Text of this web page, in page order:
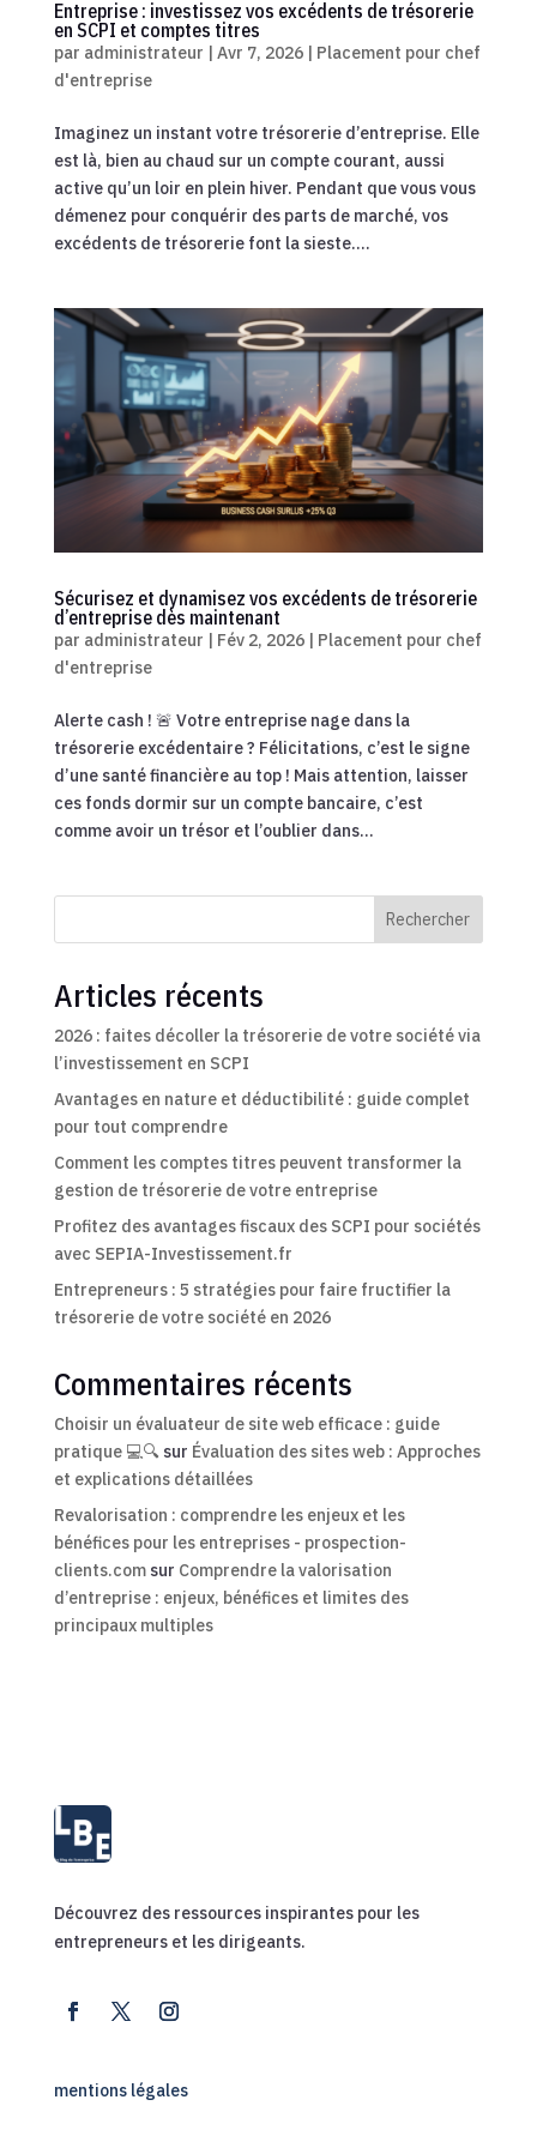
Entreprise : investissez vos excédents de trésorerie
en SCPI et comptes titres
par administrateur | Avr 7, 2026| Placement pour chef
d'entreprise
Imaginez un instant votre trésorerie d’entreprise. Elle
est là, bien au chaud sur un compte courant, aussi
active qu’un loir en plein hiver. Pendant que vous vous
démenez pour conquérir des parts de marché, vos
excédents de trésorerie font la sieste....
Sécurisez et dynamisez vos excédents de trésorerie
d’entreprise dès maintenant
par administrateur | Fév 2, 2026| Placement pour chef
d'entreprise
Alerte cash ! 🚨 Votre entreprise nage dans la
trésorerie excédentaire ? Félicitations, c’est le signe
d’une santé financière au top ! Mais attention, laisser
ces fonds dormir sur un compte bancaire, c’est
comme avoir un trésor et l’oublier dans...
Rechercher
Articles récents
2026 : faites décoller la trésorerie de votre société via
l’investissement en SCPI
Avantages en nature et déductibilité : guide complet
pour tout comprendre
Comment les comptes titres peuvent transformer la
gestion de trésorerie de votre entreprise
Profitez des avantages fiscaux des SCPI pour sociétés
avec SEPIA-Investissement.fr
Entrepreneurs : 5 stratégies pour faire fructifier la
trésorerie de votre société en 2026
Commentaires récents
Choisir un évaluateur de site web efficace : guide
pratique 💻🔍 sur Évaluation des sites web : Approches
et explications détaillées
Revalorisation : comprendre les enjeux et les
bénéfices pour les entreprises - prospection-
clients.comsur Comprendre la valorisation
d’entreprise : enjeux, bénéfices et limites des
principaux multiples
Découvrez des ressources inspirantes pour les
entrepreneurs et les dirigeants.
mentions légales